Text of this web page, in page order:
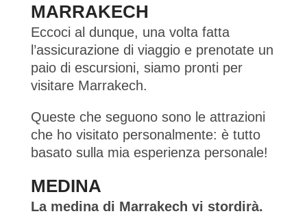
MARRAKECH
Eccoci al dunque, una volta fatta
l’assicurazione di viaggio e prenotate un
paio di escursioni, siamo pronti per
visitare Marrakech.
Queste che seguono sono le attrazioni
che ho visitato personalmente: è tutto
basato sulla mia esperienza personale!
MEDINA
La medina di Marrakech vi stordirà.